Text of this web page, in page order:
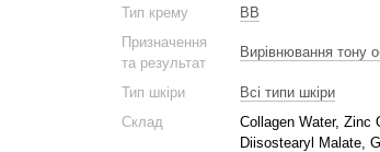
Тип крему
BB
Призначення
та результат
Вирівнювання тону
Тип шкіри
Всі типи шкіри
Склад
Collagen Water, Zinc
Diisostearyl Malate,